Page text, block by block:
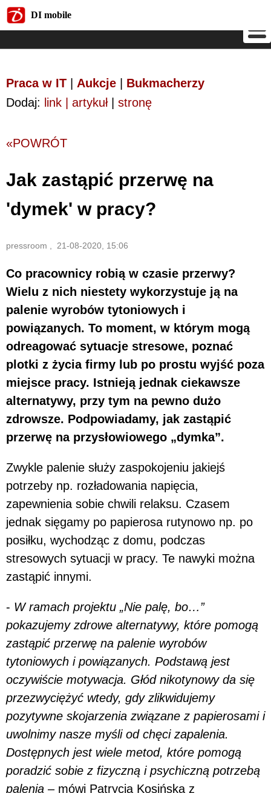
DI mobile
Praca w IT Aukcje
Bukmacherzy
Dodaj: link | artykuł| stronę
«POWRÓT
Jak zastąpić przerwę na
'dymek' w pracy?
pressroom , 21-08-2020, 15:06
Co pracownicy robią w czasie przerwy?
Wielu z nich niestety wykorzystuje ją na
palenie wyrobów tytoniowych i
powiązanych. To moment, w którym mogą
odreagować sytuacje stresowe, poznać
plotki z życia firmy lub po prostu wyjść poza
miejsce pracy. Istnieją jednak ciekawsze
alternatywy, przy tym na pewno dużo
zdrowsze. Podpowiadamy, jak zastąpić
przerwę na przysłowiowego „dymka”.
Zwykle palenie służy zaspokojeniu jakiejś
potrzeby np. rozładowania napięcia,
zapewnienia sobie chwili relaksu. Czasem
jednak sięgamy po papierosa rutynowo np. po
posiłku, wychodząc z domu, podczas
stresowych sytuacji w pracy. Te nawyki można
zastąpić innymi.
- W ramach projektu „Nie palę, bo…”
pokazujemy zdrowe alternatywy, które pomogą
zastąpić przerwę na palenie wyrobów
tytoniowych i powiązanych. Podstawą jest
oczywiście motywacja. Głód nikotynowy da się
przezwyciężyć wtedy, gdy zlikwidujemy
pozytywne skojarzenia związane z papierosami i
uwolnimy nasze myśli od chęci zapalenia.
Dostępnych jest wiele metod, które pomogą
poradzić sobie z fizyczną i psychiczną potrzebą
palenia – mówi Patrycja Kosińska z
DI mobile